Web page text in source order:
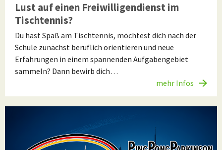
Lust auf einen Freiwilligendienst im
Tischtennis?
Du hast Spaß am Tischtennis, möchtest dich nach der
Schule zunächst beruflich orientieren und neue
Erfahrungen in einem spannenden Aufgabengebiet
sammeln? Dann bewirb dich…
mehr Infos